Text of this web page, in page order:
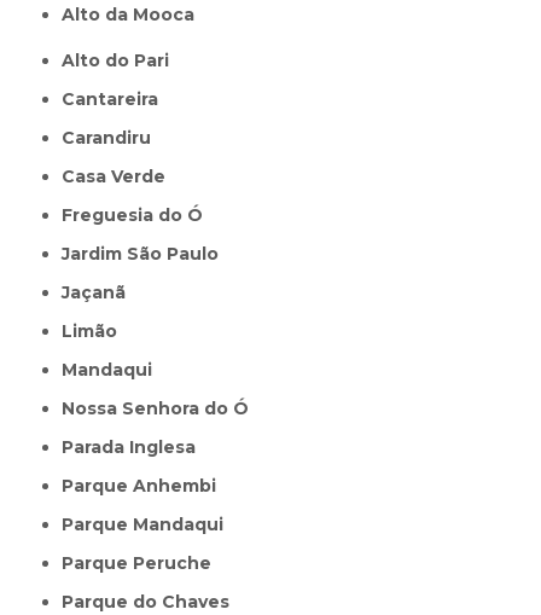
Alto da Mooca
Alto do Pari
Cantareira
Carandiru
Casa Verde
Freguesia do Ó
Jardim São Paulo
Jaçanã
Limão
Mandaqui
Nossa Senhora do Ó
Parada Inglesa
Parque Anhembi
Parque Mandaqui
Parque Peruche
Parque do Chaves